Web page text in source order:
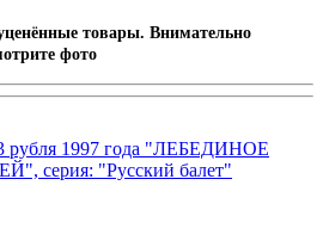
товары. Внимательно
фото
1997 года "ЛЕБЕДИНОЕ
серия: "Русский балет"